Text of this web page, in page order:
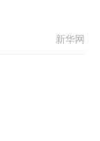
新华网